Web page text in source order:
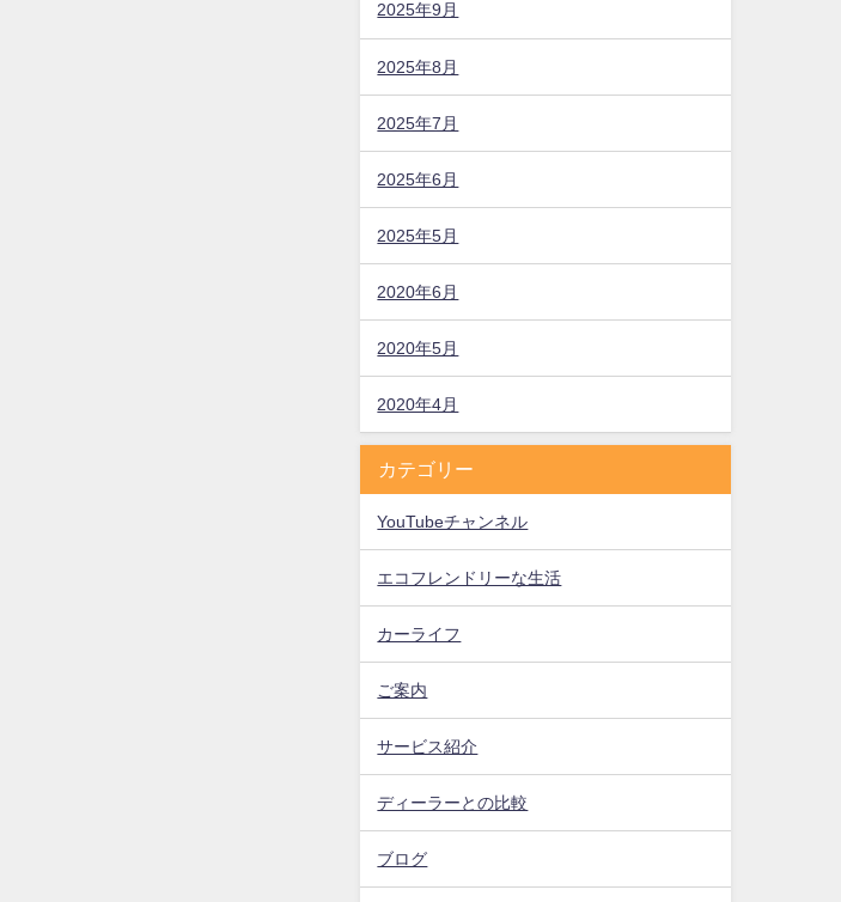
2025年9月
2025年8月
2025年7月
2025年6月
2025年5月
2020年6月
2020年5月
2020年4月
カテゴリー
YouTubeチャンネル
エコフレンドリーな生活
カーライフ
ご案内
サービス紹介
ディーラーとの比較
ブログ